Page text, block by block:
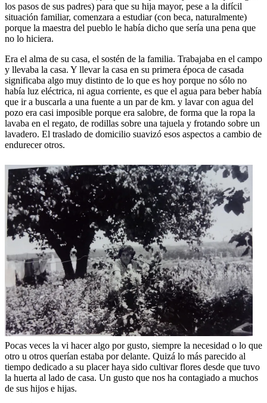
los pasos de sus padres) para que su hija mayor, pese a la difícil
situación familiar, comenzara a estudiar (con beca, naturalmente)
porque la maestra del pueblo le había dicho que sería una pena que
no lo hiciera.
Era el alma de su casa, el sostén de la familia. Trabajaba en el campo
y llevaba la casa. Y llevar la casa en su primera época de casada
significaba algo muy distinto de lo que es hoy porque no sólo no
había luz eléctrica, ni agua corriente, es que el agua para beber había
que ir a buscarla a una fuente a un par de km. y lavar con agua del
pozo era casi imposible porque era salobre, de forma que la ropa la
lavaba en el regato, de rodillas sobre una tajuela y frotando sobre un
lavadero. El traslado de domicilio suavizó esos aspectos a cambio de
endurecer otros.
Pocas veces la vi hacer algo por gusto, siempre la necesidad o lo que
otro u otros querían estaba por delante. Quizá lo más parecido al
tiempo dedicado a su placer haya sido cultivar flores desde que tuvo
la huerta al lado de casa. Un gusto que nos ha contagiado a muchos
de sus hijos e hijas.